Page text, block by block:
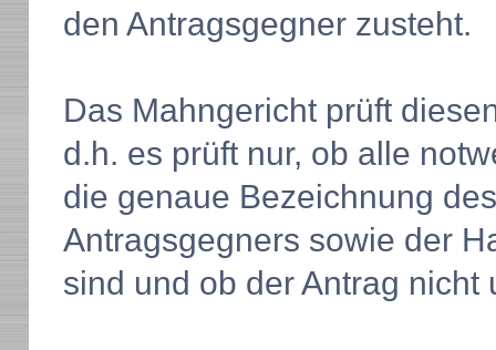
den Antragsgegner zusteht.
Das Mahngericht prüft
d.h. es prüft nur, ob alle
die genaue Bezeichnung
Antragsgegners sowie der
sind und ob der Antrag